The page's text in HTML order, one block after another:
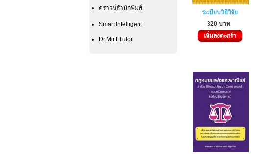
คราวน์สำนักพิมพ์
Smart Intelligent
Dr.Mint Tutor
ระเบียบวิธีวิจัย
320 บาท
เพิ่มลงตะกร้า